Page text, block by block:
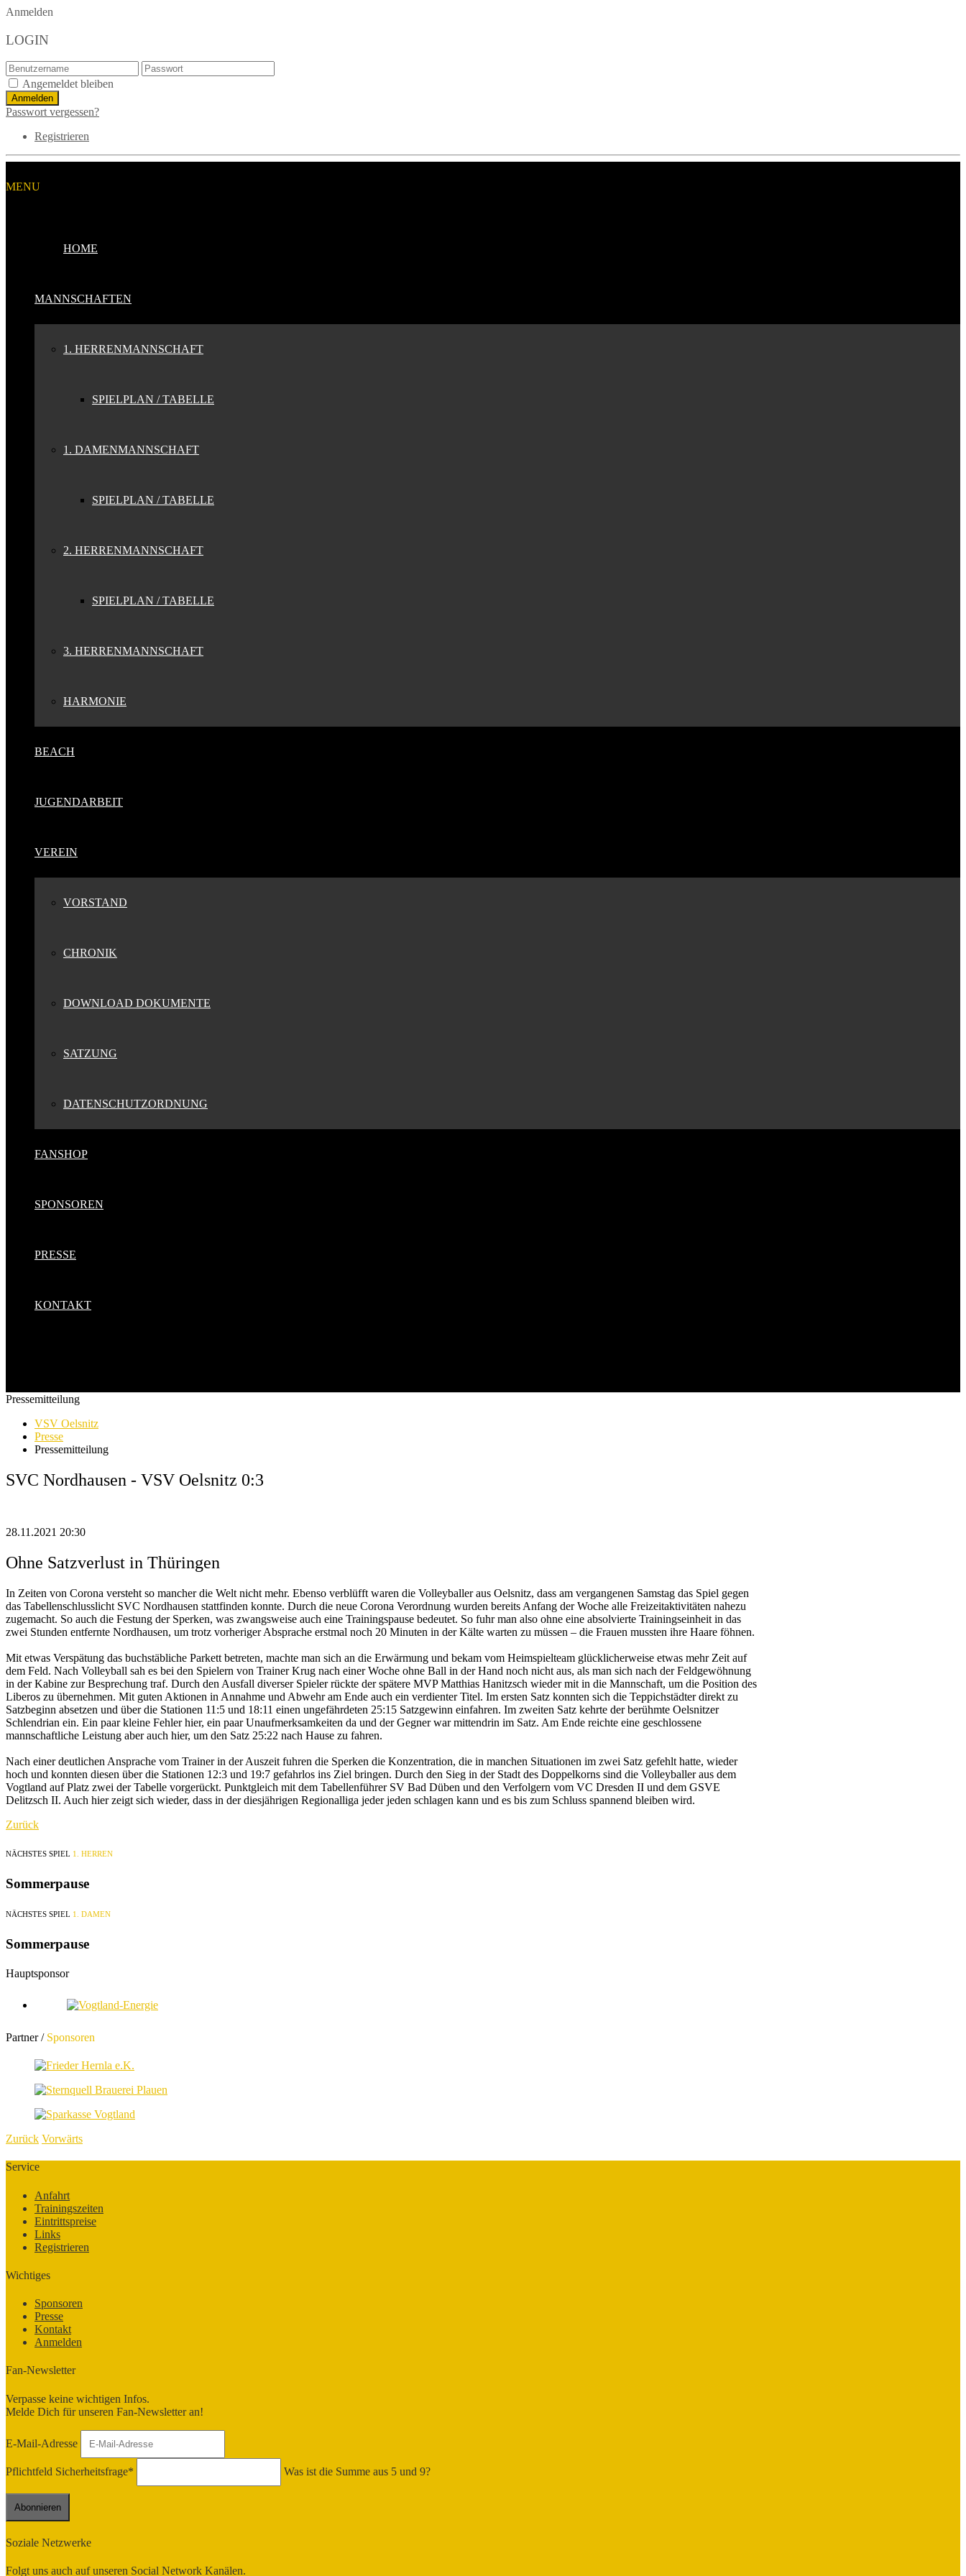
Anmelden
LOGIN
Angemeldet bleiben
Passwort vergessen?
Registrieren
MENU
HOME
MANNSCHAFTEN
1. HERRENMANNSCHAFT
SPIELPLAN / TABELLE
1. DAMENMANNSCHAFT
SPIELPLAN / TABELLE
2. HERRENMANNSCHAFT
SPIELPLAN / TABELLE
3. HERRENMANNSCHAFT
HARMONIE
BEACH
JUGENDARBEIT
VEREIN
VORSTAND
CHRONIK
DOWNLOAD DOKUMENTE
SATZUNG
DATENSCHUTZORDNUNG
FANSHOP
SPONSOREN
PRESSE
KONTAKT
Pressemitteilung
VSV Oelsnitz
Presse
Pressemitteilung
SVC Nordhausen - VSV Oelsnitz 0:3
28.11.2021 20:30
Ohne Satzverlust in Thüringen
In Zeiten von Corona versteht so mancher die Welt nicht mehr. Ebenso verblüfft waren die Volleyballer aus Oelsnitz, dass am vergangenen Samstag das Spiel gegen
das Tabellenschlusslicht SVC Nordhausen stattfinden konnte. Durch die neue Corona Verordnung wurden bereits Anfang derWoche alle Freizeitaktivitäten nahezu
zugemacht. So auch die Festung der Sperken, was zwangsweise auch eine Trainingspause bedeutet. So fuhr man also ohne eine absolvierte Trainingseinheit in das
zwei Stunden entfernte Nordhausen, um trotz vorheriger Absprache erstmal noch 20 Minuten in derKälte warten zu müssen – die Frauen mussten ihre Haare föhnen.
Mit etwas Verspätung das buchstäbliche Parkett betreten, machte man sich an die Erwärmung und bekam vom Heimspielteam glücklicherweise etwas mehr Zeit auf
dem Feld. Nach Volleyball sah es bei den Spielern von Trainer Krug nach einer Woche ohne Ball in der Hand noch nicht aus, als man sich nach der Feldgewöhnung
in der Kabine zur Besprechung traf. Durch den Ausfall diverser Spielerrückte der spätere MVP Matthias Hanitzsch wieder mit in die Mannschaft, um die Position des
Liberos zu übernehmen. Mit guten Aktionen in Annahme und Abwehr am Ende auch ein verdienterTitel. Im ersten Satz konnten sich die Teppichstädter direkt zu
Satzbeginn absetzen und über die Stationen 11:5 und 18:11 einen ungefährdeten 25:15 Satzgewinn einfahren. Im zweiten Satz kehrte der berühmte Oelsnitzer
Schlendrian ein. Ein paar kleine Fehler hier, ein paar Unaufmerksamkeiten da und der Gegner war mittendrin im Satz. Am Ende reichte eine geschlossene
mannschaftliche Leistung aber auch hier, um den Satz 25:22 nach Hause zu fahren.
Nach einer deutlichen Ansprache vom Trainer in der Auszeit fuhren die Sperken die Konzentration, die in manchen Situationen im zwei Satz gefehlt hatte, wieder
hoch und konnten diesen über die Stationen 12:3 und 19:7 gefahrlos ins Ziel bringen. Durch den Sieg in der Stadt des Doppelkorns sind die Volleyballer aus dem
Vogtland aufPlatz zwei der Tabelle vorgerückt. Punktgleich mit dem Tabellenführer SV Bad Düben und den Verfolgern vom VC Dresden II und dem GSVE
Delitzsch II. Auch hier zeigt sich wieder, dass in derdiesjährigen Regionalliga jeder jeden schlagen kann und es bis zum Schluss spannend bleiben wird.
Zurück
NÄCHSTES SPIEL 1. HERREN
Sommerpause
NÄCHSTES SPIEL 1. DAMEN
Sommerpause
Hauptsponsor
Partner / Sponsoren
Zurück Vorwärts
Service
Anfahrt
Trainingszeiten
Eintrittspreise
Links
Registrieren
Wichtiges
Sponsoren
Presse
Kontakt
Anmelden
Fan-Newsletter
Verpasse keine wichtigen Infos.
Melde Dich für unseren Fan-Newsletter an!
E-Mail-Adresse
Pflichtfeld Sicherheitsfrage* Was ist die Summe aus 5 und 9?
Soziale Netzwerke
Folgt uns auch auf unseren Social Network Kanälen.